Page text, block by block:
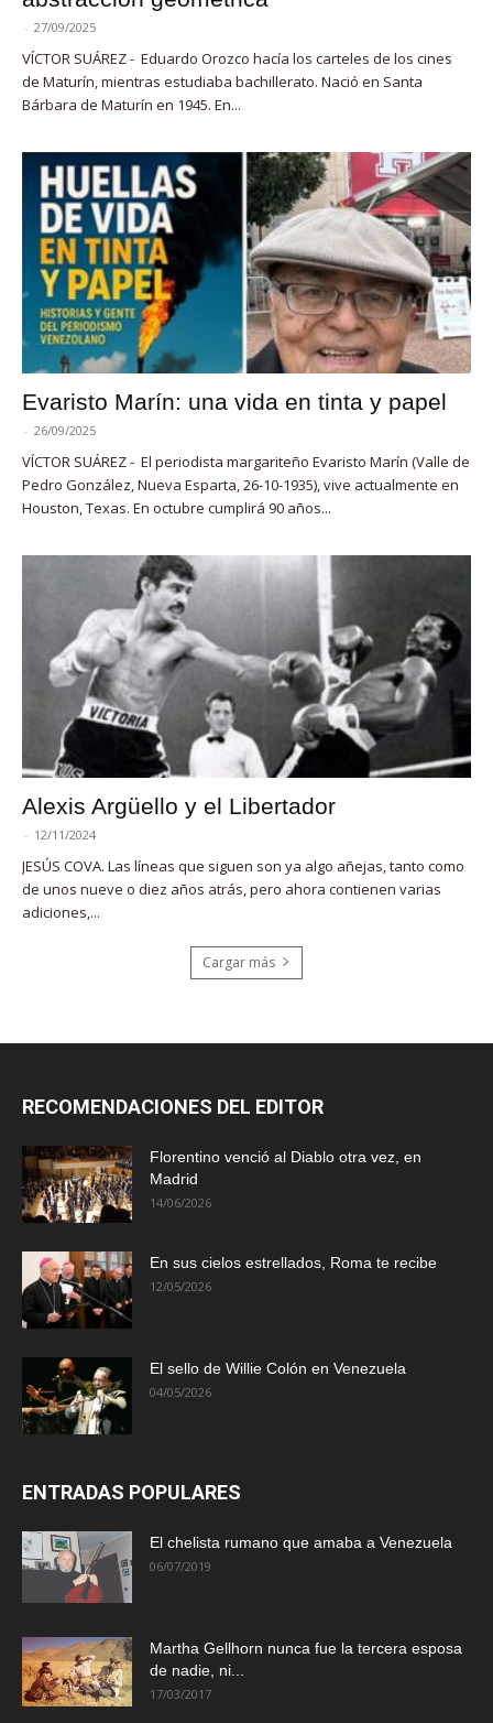
- 27/09/2025
VÍCTOR SUÁREZ - Eduardo Orozco hacía los carteles de los cines
de Maturín, mientras estudiaba bachillerato. Nació en Santa
Bárbara de Maturín en 1945. En...
Evaristo Marín: una vida en tinta y papel
- 26/09/2025
VÍCTOR SUÁREZ - El periodista margariteño Evaristo Marín (Valle de
Pedro González, Nueva Esparta, 26-10-1935), vive actualmente en
Houston, Texas. En octubre cumplirá 90 años...
Alexis Argüello y el Libertador
- 12/11/2024
JESÚS COVA. Las líneas que siguen son ya algo añejas, tanto como
de unos nueve o diez años atrás, pero ahora contienen varias
adiciones,...
Cargar más
RECOMENDACIONES DEL EDITOR
Florentino venció al Diablo otra vez, en
Madrid
14/06/2026
En sus cielos estrellados, Roma te recibe
12/05/2026
El sello de Willie Colón en Venezuela
04/05/2026
ENTRADAS POPULARES
El chelista rumano que amaba a Venezuela
06/07/2019
Martha Gellhorn nunca fue la tercera esposa
de nadie, ni...
17/03/2017